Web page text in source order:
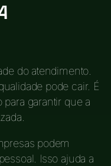
do atendimento.
pode cair. É
garantir que a
podem
Isso ajuda a